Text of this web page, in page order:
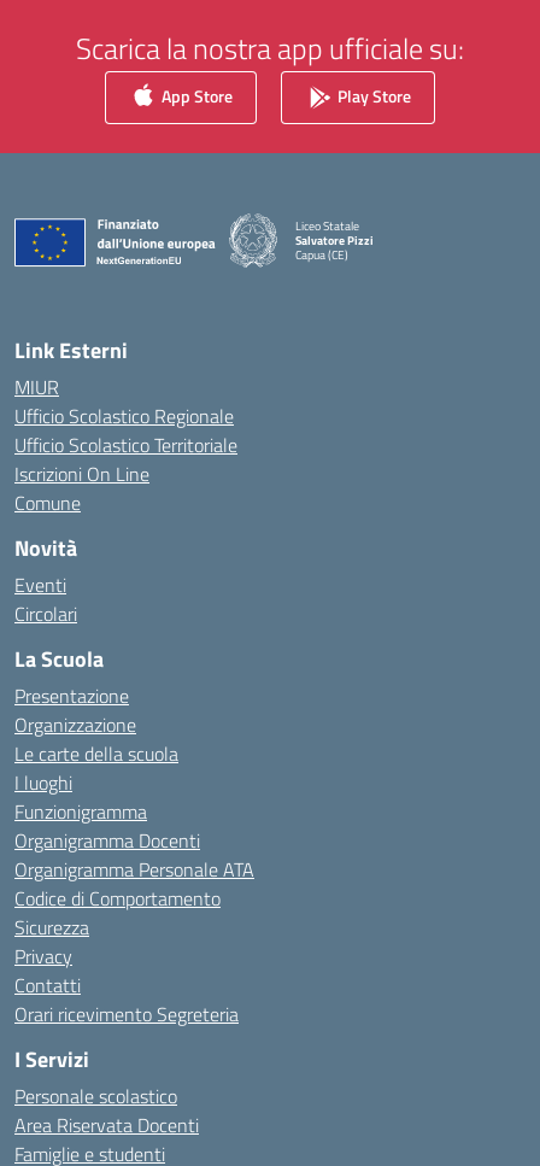
Scarica la nostra app ufficiale su:
App Store Play Store
Liceo Statale
Salvatore Pizzi
Capua (CE)
— Visita la pagina iniziale della scuola
Link Esterni
MIUR
Ufficio Scolastico Regionale
Ufficio Scolastico Territoriale
Iscrizioni On Line
Comune
Novità
Eventi
Circolari
La Scuola
Presentazione
Organizzazione
Le carte della scuola
I luoghi
Funzionigramma
Organigramma Docenti
Organigramma Personale ATA
Codice di Comportamento
Sicurezza
Privacy
Contatti
Orari ricevimento Segreteria
I Servizi
Personale scolastico
Area Riservata Docenti
Famiglie e studenti